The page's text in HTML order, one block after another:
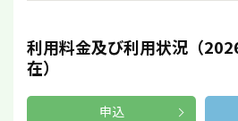
利用料金及び利用状況（
在）
申込